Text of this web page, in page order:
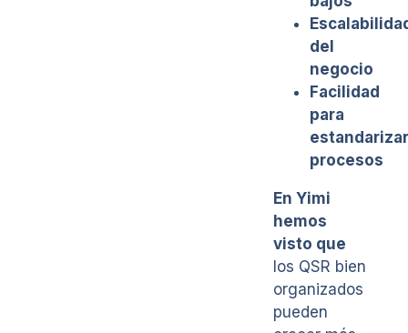
del
negocio
Facilidad
para
estandarizar
procesos
En Yimi
hemos
visto que
los QSR bien
organizados
pueden